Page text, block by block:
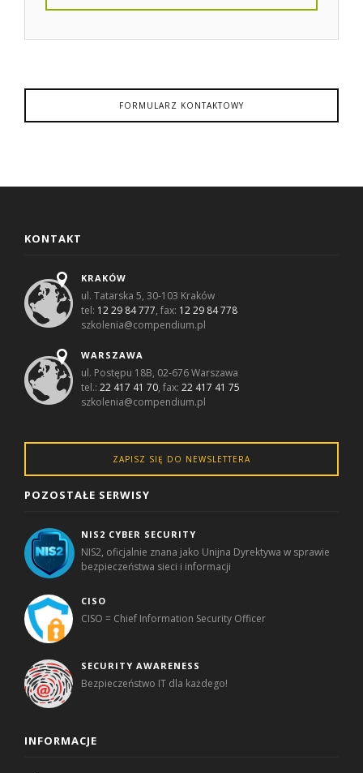
FORMULARZ KONTAKTOWY
KONTAKT
KRAKÓW
ul. Tatarska 5, 30-103 Kraków
tel: 12 29 84 777, fax: 12 29 84 778
szkolenia@compendium.pl
WARSZAWA
ul. Postępu 18B, 02-676 Warszawa
tel.:22 417 41 70, fax:22 417 41 75
szkolenia@compendium.pl
ZAPISZ SIĘ DO NEWSLETTERA
POZOSTAŁE SERWISY
NIS2 CYBER SECURITY
NIS2, oficjalnie znana jako Unijna Dyrektywa w sprawie
bezpieczeństwa sieci i informacji
CISO
CISO = Chief Information Security Officer
SECURITY AWARENESS
Bezpieczeństwo IT dla każdego!
INFORMACJE